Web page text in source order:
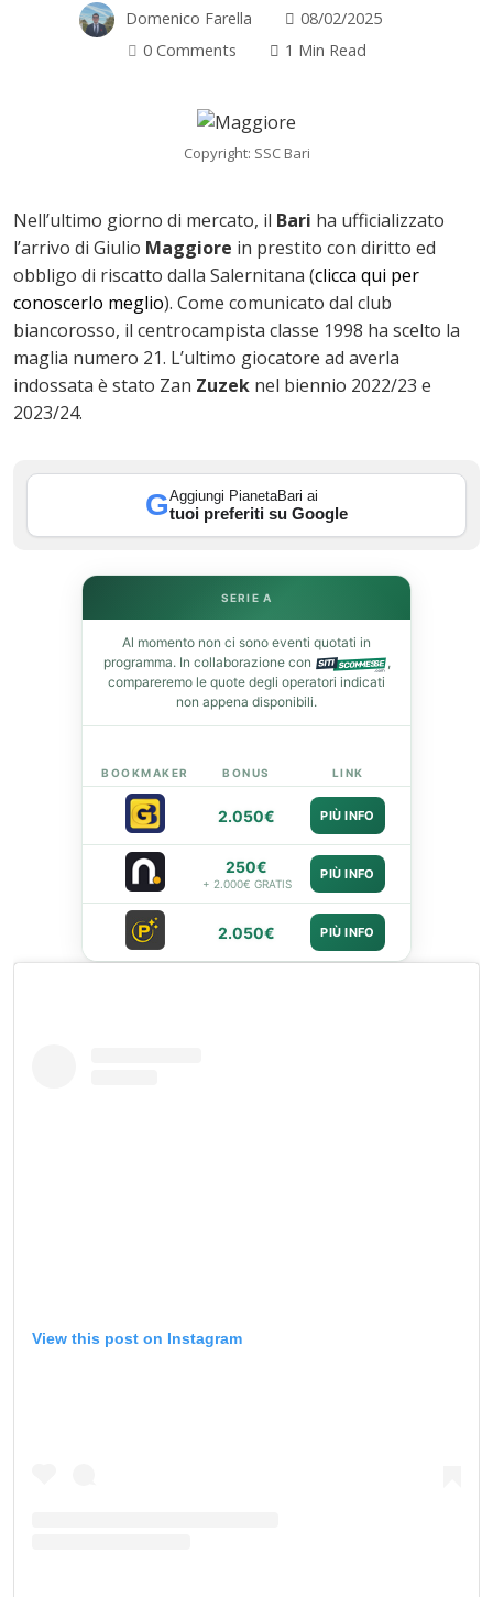
Domenico Farella
08/02/2025
0 Comments
1 Min Read
Copyright: SSC Bari
Nell’ultimo giorno di mercato, il Bari ha ufficializzato
l’arrivo di Giulio Maggiore in prestito con diritto ed
obbligo di riscatto dalla Salernitana (clicca qui per
conoscerlo meglio). Come comunicato dal club
biancorosso, il centrocampista classe 1998 ha scelto la
maglia numero 21. L’ultimo giocatore ad averla
indossata è stato Zan Zuzek nel biennio 2022/23 e
2023/24.
GAggiungi PianetaBari ai
tuoi preferiti su Google
SERIE A
Al momento non ci sono eventi quotati in
programma. In collaborazione con
,
compareremo le quote degli operatori indicati
non appena disponibili.
BOOKMAKER BONUS LINK
2.050€ PIÙ INFO
250€
+ 2.000€ GRATIS
PIÙ INFO
2.050€ PIÙ INFO
View this post on Instagram